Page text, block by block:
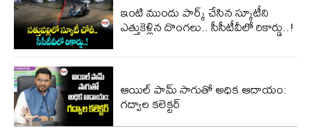
ఇంటి ముందు పార్క్ చేసిన స్కూటీని
ఎత్తుకెళ్లిన దొంగలు.. సీసీటీవీలో రికార్డు..!
ఆయిల్ పామ్ సాగుతో అధిక ఆదాయం:
గద్వాల కలెక్టర్